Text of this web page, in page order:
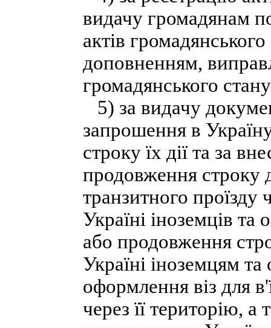
видачу громадянам
актів
доповненням,
громадянського
5) за видачу
запрошення в
строку їх дії та за
продовження строку
транзитного проїзду
Україні іноземців та
або продовження
Україні іноземцям
оформлення віз для
через її територію, а